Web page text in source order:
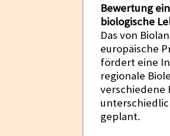
Bewertung
biologische
Das von
europäische
fördert eine
regionale
verschiedene
geplant.